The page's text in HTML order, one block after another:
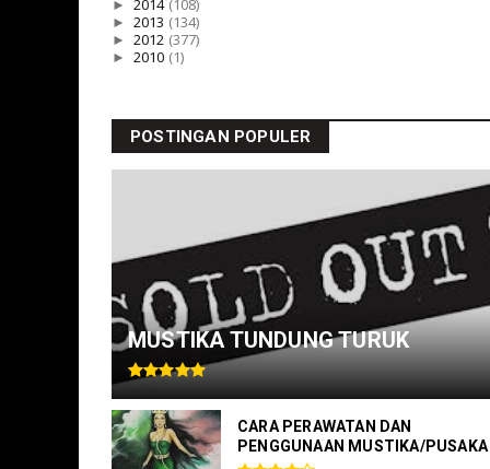
► 2013 (134)
► 2012 (377)
► 2010 (1)
POSTINGAN POPULER
MUSTIKA TUNDUNG TURUK
CARA PERAWATAN DAN
PENGGUNAAN MUSTIKA/PUSAKA